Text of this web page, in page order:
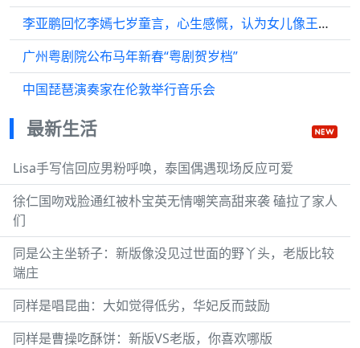
李亚鹏回忆李嫣七岁童言，心生感慨，认为女儿像王菲会过日子
广州粤剧院公布马年新春“粤剧贺岁档”
中国琵琶演奏家在伦敦举行音乐会
最新生活
Lisa手写信回应男粉呼唤，泰国偶遇现场反应可爱
徐仁国吻戏脸通红被朴宝英无情嘲笑高甜来袭 磕拉了家人
们
同是公主坐轿子：新版像没见过世面的野丫头，老版比较
端庄
同样是唱昆曲：大如觉得低劣，华妃反而鼓励
同样是曹操吃酥饼：新版VS老版，你喜欢哪版